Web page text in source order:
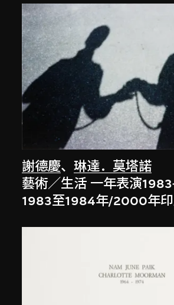
謝德慶、琳達．莫塔諾
藝術／生活 一年表演
1983至1984年/2000年